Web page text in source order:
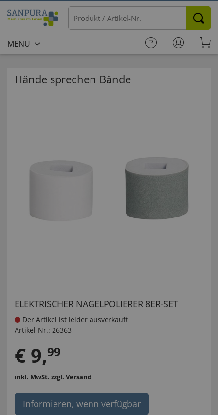
MENÜ
Hände sprechen Bände
ELEKTRISCHER NAGELPOLIERER 8ER-SET
Der Artikel ist leider ausverkauft
Artikel-Nr.: 26363
€ 9,99
inkl. MwSt. zzgl. Versand
Informieren, wenn verfügbar